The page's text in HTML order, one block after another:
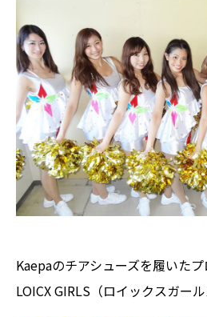
Kaepaのチアシューズを履いた
LOICX GIRLS（ロイックスガー